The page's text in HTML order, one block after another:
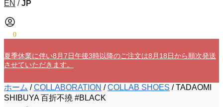
EN /JP
0
夏季休業に伴い8月7日午後3時以降のご注文は8月18日から順次発送
させていただきます。
ホーム /COLLABORATION /COLLAB SHOES /TADAOMI
SHIBUYA 百折不撓 #BLACK